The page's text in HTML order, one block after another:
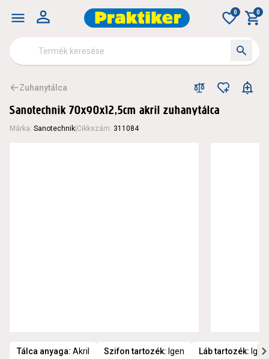
0 0
Zuhanytálca
Sanotechnik 70x90x12,5cm akril zuhanytálca
Márka: Sanotechnik Cikkszám: 311084
Tálca anyaga: Akril Szifon tartozék: Igen Láb tartozék: Igen
Sanotechnik 70x90x12,5cm akril zuhanytálca - Zuhanytálca